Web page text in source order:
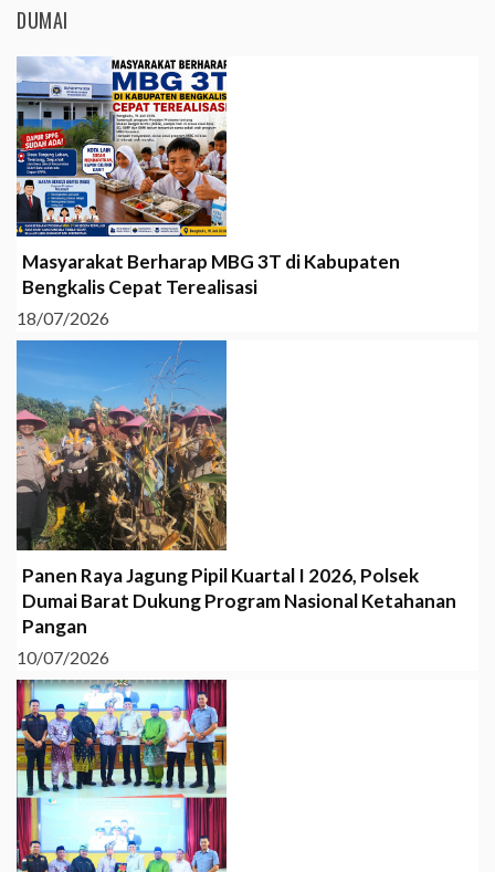
DUMAI
Masyarakat Berharap MBG 3T di Kabupaten
Bengkalis Cepat Terealisasi
18/07/2026
Panen Raya Jagung Pipil Kuartal I 2026, Polsek
Dumai Barat Dukung Program Nasional Ketahanan
Pangan
10/07/2026